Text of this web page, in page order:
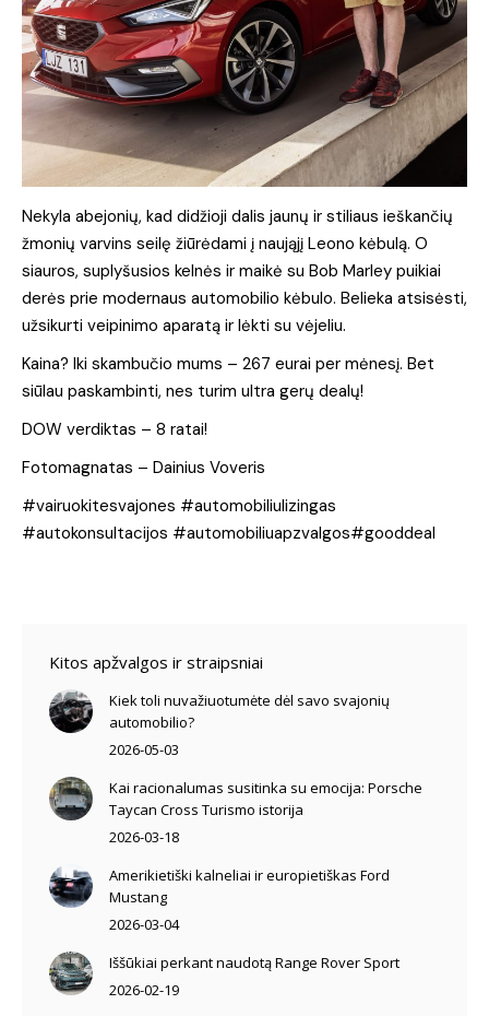
Nekyla abejonių, kad didžioji dalis jaunų ir stiliaus ieškančių
žmonių varvins seilę žiūrėdami į naująjį Leono kėbulą. O
siauros, suplyšusios kelnės ir maikė su Bob Marley puikiai
derės prie modernaus automobilio kėbulo. Belieka atsisėsti,
užsikurti veipinimo aparatą ir lėkti su vėjeliu.
Kaina? Iki skambučio mums – 267 eurai per mėnesį. Bet
siūlau paskambinti, nes turim ultra gerų dealų!
DOW verdiktas – 8 ratai!
Fotomagnatas – Dainius Voveris
#vairuokitesvajones #automobiliulizingas
#autokonsultacijos #automobiliuapzvalgos#gooddeal
Kitos apžvalgos ir straipsniai
Kiek toli nuvažiuotumėte dėl savo svajonių
automobilio?
2026-05-03
Kai racionalumas susitinka su emocija: Porsche
Taycan Cross Turismo istorija
2026-03-18
Amerikietiški kalneliai ir europietiškas Ford
Mustang
2026-03-04
Iššūkiai perkant naudotą Range Rover Sport
2026-02-19